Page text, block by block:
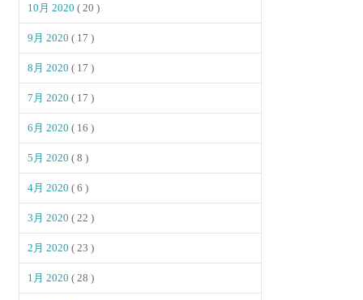
10月 2020( 20 )
9月 2020( 17 )
8月 2020( 17 )
7月 2020( 17 )
6月 2020( 16 )
5月 2020( 8 )
4月 2020( 6 )
3月 2020( 22 )
2月 2020( 23 )
1月 2020( 28 )